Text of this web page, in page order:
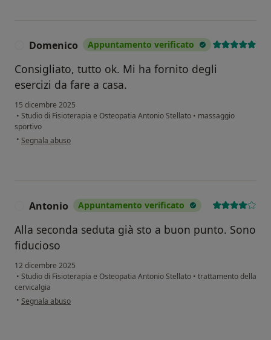
Domenico Appuntamento verificato
Consigliato, tutto ok. Mi ha fornito degli
esercizi da fare a casa.
15 dicembre 2025
• Studio di Fisioterapia e Osteopatia Antonio Stellato • massaggio
sportivo
• secondo l'opinione dell'utente Domenico
Segnala abuso
Antonio Appuntamento verificato
Alla seconda seduta già sto a buon punto. Sono
fiducioso
12 dicembre 2025
• Studio di Fisioterapia e Osteopatia Antonio Stellato • trattamento della
cervicalgia
• secondo l'opinione dell'utente Antonio
Segnala abuso